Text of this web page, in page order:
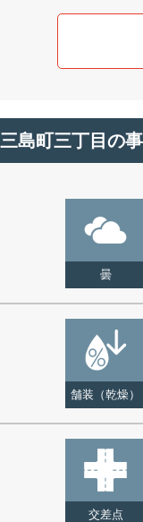
島町三丁目の
曇
舗装（乾燥）
交差点